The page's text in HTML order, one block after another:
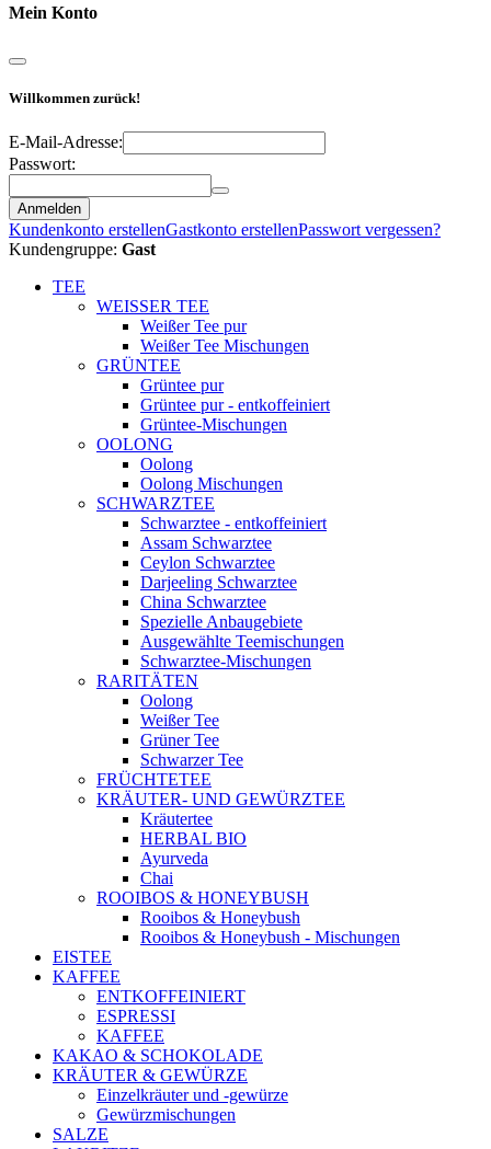
Mein Konto
Willkommen zurück!
E-Mail-Adresse:
Passwort:
Anmelden
Kundenkonto erstellenGastkonto erstellenPasswort vergessen?
Kundengruppe: Gast
TEE
WEISSER TEE
Weißer Tee pur
Weißer Tee Mischungen
GRÜNTEE
Grüntee pur
Grüntee pur - entkoffeiniert
Grüntee-Mischungen
OOLONG
Oolong
Oolong Mischungen
SCHWARZTEE
Schwarztee - entkoffeiniert
Assam Schwarztee
Ceylon Schwarztee
Darjeeling Schwarztee
China Schwarztee
Spezielle Anbaugebiete
Ausgewählte Teemischungen
Schwarztee-Mischungen
RARITÄTEN
Oolong
Weißer Tee
Grüner Tee
Schwarzer Tee
FRÜCHTETEE
KRÄUTER- UND GEWÜRZTEE
Kräutertee
HERBAL BIO
Ayurveda
Chai
ROOIBOS & HONEYBUSH
Rooibos & Honeybush
Rooibos & Honeybush - Mischungen
EISTEE
KAFFEE
ENTKOFFEINIERT
ESPRESSI
KAFFEE
KAKAO & SCHOKOLADE
KRÄUTER & GEWÜRZE
Einzelkräuter und -gewürze
Gewürzmischungen
SALZE